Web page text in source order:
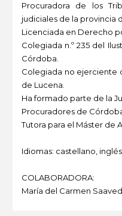
Procuradora de los
judiciales de la provincia
Licenciada en Derecho
Colegiada n.º 235 del
Córdoba.
Colegiada no ejerciente
de Lucena.
Ha formado parte de la
Procuradores de
Tutora para el Máster de
Idiomas: castellano, inglés
COLABORADORA:
María del Carmen